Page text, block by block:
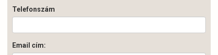
Telefonszám
Email cím: